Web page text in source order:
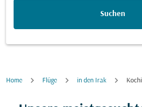
Suchen
Home Flüge in den Irak